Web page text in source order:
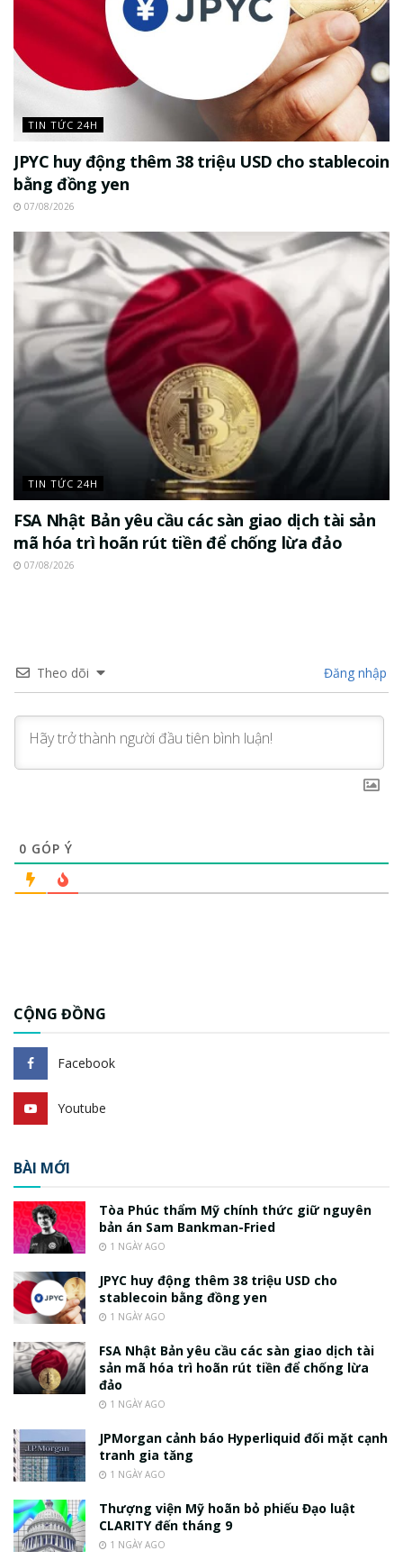
TIN TỨC 24H
JPYC huy động thêm 38 triệu USD cho stablecoin
bằng đồng yen
07/08/2026
TIN TỨC 24H
FSA Nhật Bản yêu cầu các sàn giao dịch tài sản
mã hóa trì hoãn rút tiền để chống lừa đảo
07/08/2026
Theo dõi Đăng nhập
0 GÓP Ý
CỘNG ĐỒNG
Facebook
Youtube
BÀI MỚI
Tòa Phúc thẩm Mỹ chính thức giữ nguyên
bản án Sam Bankman-Fried
1 NGÀY AGO
JPYC huy động thêm 38 triệu USD cho
stablecoin bằng đồng yen
1 NGÀY AGO
FSA Nhật Bản yêu cầu các sàn giao dịch tài
sản mã hóa trì hoãn rút tiền để chống lừa
đảo
1 NGÀY AGO
JPMorgan cảnh báo Hyperliquid đối mặt cạnh
tranh gia tăng
1 NGÀY AGO
Thượng viện Mỹ hoãn bỏ phiếu Đạo luật
CLARITY đến tháng 9
1 NGÀY AGO